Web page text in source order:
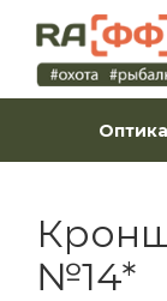
Оптика
№14*